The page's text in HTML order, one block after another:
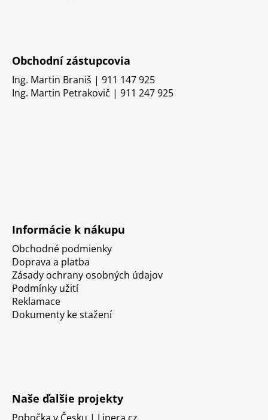
Obchodní zástupcovia
Ing. Martin Braniš | 911 147 925
Ing. Martin Petrakovič | 911 247 925
Informácie k nákupu
Obchodné podmienky
Doprava a platba
Zásady ochrany osobných údajov
Podmínky užití
Reklamace
Dokumenty ke stažení
Naše ďalšie projekty
Pobočka v Česku | Lipera.cz